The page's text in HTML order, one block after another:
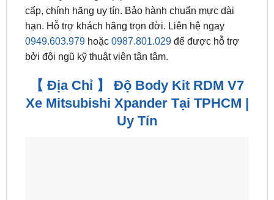
cấp, chính hãng uy tín. Bảo hành chuẩn mực dài
hạn. Hỗ trợ khách hãng trọn đời. Liên hệ ngay
0949.603.979hoặc 0987.801.029để được hỗ trợ
bởi đội ngũ kỹ thuật viên tận tâm.
【 Địa Chỉ 】 Độ Body Kit RDM V7
Xe Mitsubishi Xpander Tại TPHCM |
Uy Tín